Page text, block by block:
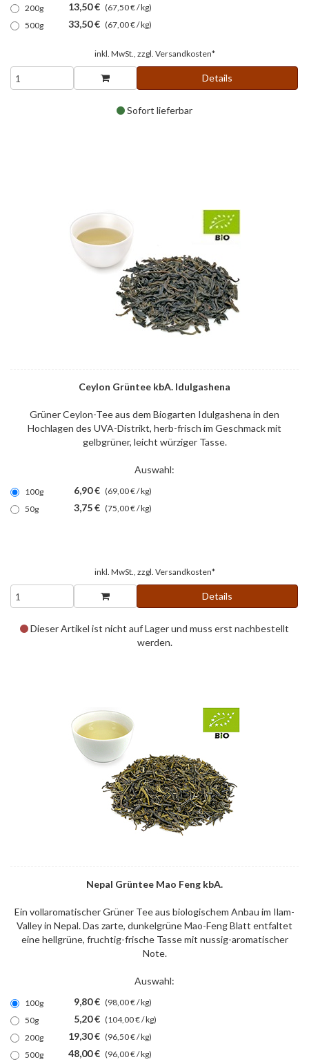
200g 13,50 € (67,50 € / kg)
500g
33,50 € (67,00 € / kg)
inkl. MwSt., zzgl. Versandkosten*
Details
Sofort lieferbar
Ceylon Grüntee kbA. Idulgashena
Grüner Ceylon-Tee aus dem Biogarten Idulgashena in den
Hochlagen des UVA-Distrikt, herb-frisch im Geschmack mit
gelbgrüner, leicht würziger Tasse.
Auswahl:
100g 6,90 € (69,00 € / kg)
50g
3,75 € (75,00 € / kg)
inkl. MwSt., zzgl. Versandkosten*
Details
Dieser Artikel ist nicht auf Lager und muss erst nachbestellt
werden.
Nepal Grüntee Mao Feng kbA.
Ein vollaromatischer Grüner Tee aus biologischem Anbau im Ilam-
Valley in Nepal. Das zarte, dunkelgrüne Mao-Feng Blatt entfaltet
eine hellgrüne, fruchtig-frische Tasse mit nussig-aromatischer
Note.
Auswahl:
100g 9,80 € (98,00 € / kg)
50g
5,20 € (104,00 € / kg)
200g
19,30 € (96,50 € / kg)
500g
48,00 € (96,00 € / kg)